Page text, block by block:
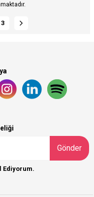
3
Gönder
Ediyorum.